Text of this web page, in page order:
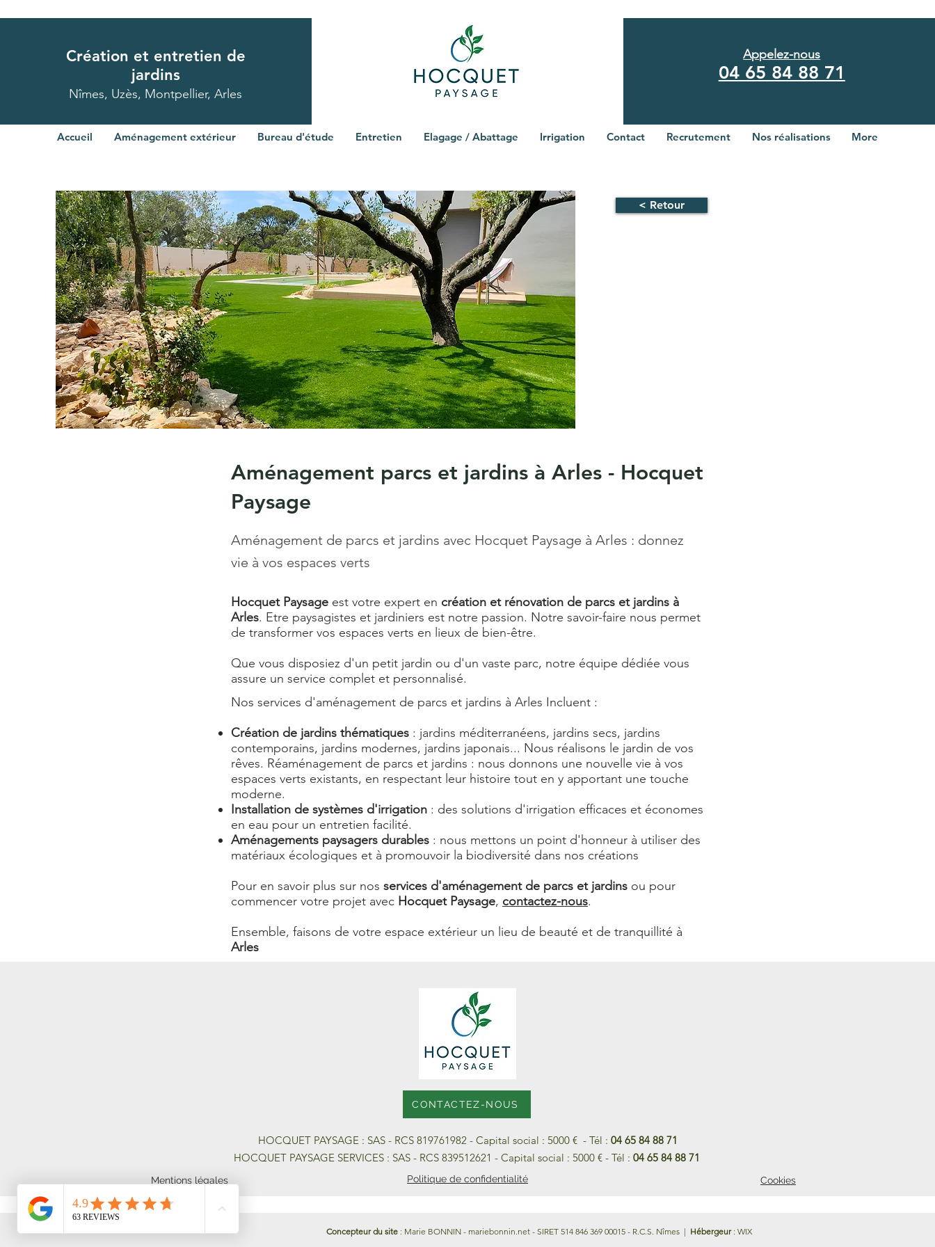
Création et entretien de
jardins
Nîmes, Uzès, Montpellier, Arles
Appelez-nous
04 65 84 88 71
Accueil Aménagement extérieur Bureau d'étude Entretien Elagage / Abattage Irrigation Contact Recrutement Nos réalisations More
< Retour
Aménagement parcs et jardins à Arles - Hocquet
Paysage
Aménagement de parcs et jardins avec Hocquet Paysage à Arles : donnez
vie à vos espaces verts
Hocquet Paysage est votre expert en création et rénovation de parcs et jardins à
Arles. Etre paysagistes et jardiniers est notre passion. Notre savoir-faire nous permet
de transformer vos espaces verts en lieux de bien-être.
Que vous disposiez d'un petit jardin ou d'un vaste parc, notre équipe dédiée vous
assure un service complet et personnalisé.
Nos services d'aménagement de parcs et jardins à Arles Incluent :
Création de jardins thématiques : jardins méditerranéens, jardins secs, jardins
contemporains, jardins modernes, jardins japonais... Nous réalisons le jardin de vos
rêves. Réaménagement de parcs et jardins : nous donnons une nouvelle vie à vos
espaces verts existants, en respectant leur histoire tout en y apportant une touche
moderne.
Installation de systèmes d'irrigation : des solutions d'irrigation efficaces et économes
en eau pour un entretien facilité.
Aménagements paysagers durables : nous mettons un point d'honneur à utiliser des
matériaux écologiques et à promouvoir la biodiversité dans nos créations
Pour en savoir plus sur nos services d'aménagement de parcs et jardins ou pour
commencer votre projet avec Hocquet Paysage, contactez-nous.
Ensemble, faisons de votre espace extérieur un lieu de beauté et de tranquillité à
Arles
CONTACTEZ-NOUS
HOCQUET PAYSAGE : SAS - RCS 819761982 - Capital social : 5000 € - Tél : 04 65 84 88 71
HOCQUET PAYSAGE SERVICES : SAS - RCS 839512621 - Capital social : 5000 € - Tél : 04 65 84 88 71
Mentions légales Cookies
Politique de confidentialité
Concepteur du site : Marie BONNIN - mariebonnin.net - SIRET 514 846 369 00015 - R.C.S. Nîmes | Hébergeur: WIX